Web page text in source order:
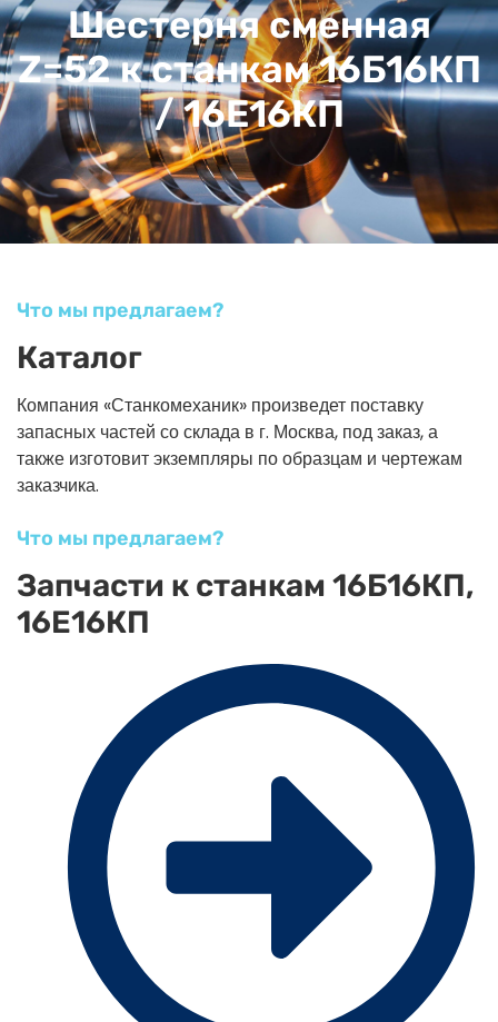
Шестерня сменная
Z=52 к станкам 16Б16КП
/ 16Е16КП
Что мы предлагаем?
Каталог
Компания «Станкомеханик» произведет поставку
запасных частей со склада в г. Москва, под заказ, а
также изготовит экземпляры по образцам и чертежам
заказчика.
Что мы предлагаем?
Запчасти к станкам 16Б16КП,
16Е16КП